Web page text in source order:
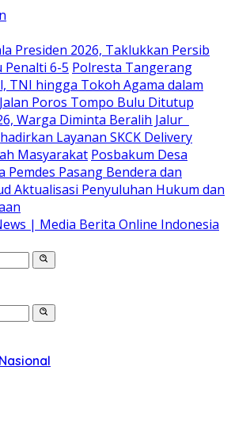
Presiden 2026, Taklukkan Persib
Penalti 6-5 Polresta Tangerang
TNI hingga Tokoh Agama dalam
Jalan Poros Tompo Bulu Ditutup
Warga Diminta Beralih Jalur
Layanan SKCK Delivery
Masyarakat Posbakum Desa
Pemdes Pasang Bendera dan
Aktualisasi Penyuluhan Hukum dan